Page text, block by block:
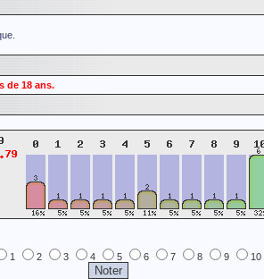
de 18 ans.
1 2 3 4 5 6 7 8 9 10